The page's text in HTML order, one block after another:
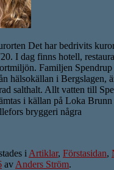
Det har bedrivits
I dag finns hotell,
Familjen
hälsokällan i Bergslagen,
salthalt. Allt vatten till
i källan på Loka Brunn
bryggeri några
i Artiklar, Förstasidan,
av Anders Ström.